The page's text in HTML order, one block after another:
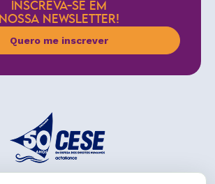
INSCREVA-SE EM
NOSSA NEWSLETTER!
Quero me inscrever